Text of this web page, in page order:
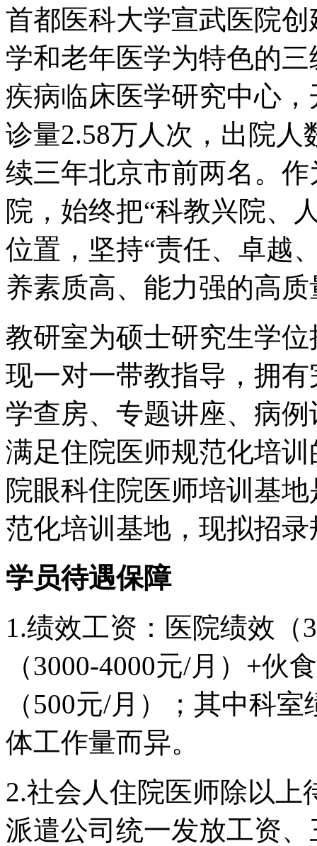
首都医科大学宣武医院
学和老年医学为特色的
疾病临床医学研究中心
诊量2.58万人次，出院
续三年北京市前两名。
院，始终把“科教兴院、
位置，坚持“责任、卓越
养素质高、能力强的高
教研室为硕士研究生学
现一对一带教指导，拥
学查房、专题讲座、病
满足住院医师规范化培
院眼科住院医师培训基
范化培训基地，现拟招
学员待遇保障
1.绩效工资：医院绩效（
（3000-4000元/月）+伙
（500元/月）；其中科
体工作量而异。
2.社会人住院医师除以
派遣公司统一发放工资